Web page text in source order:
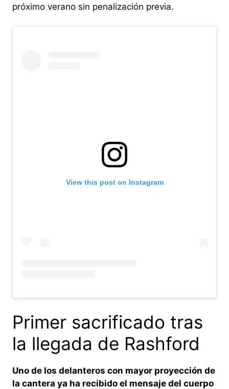
próximo verano sin penalización previa.
View this post on Instagram
Primer sacrificado tras
la llegada de Rashford
Uno de los delanteros con mayor proyección de
la cantera ya ha recibido el mensaje del cuerpo